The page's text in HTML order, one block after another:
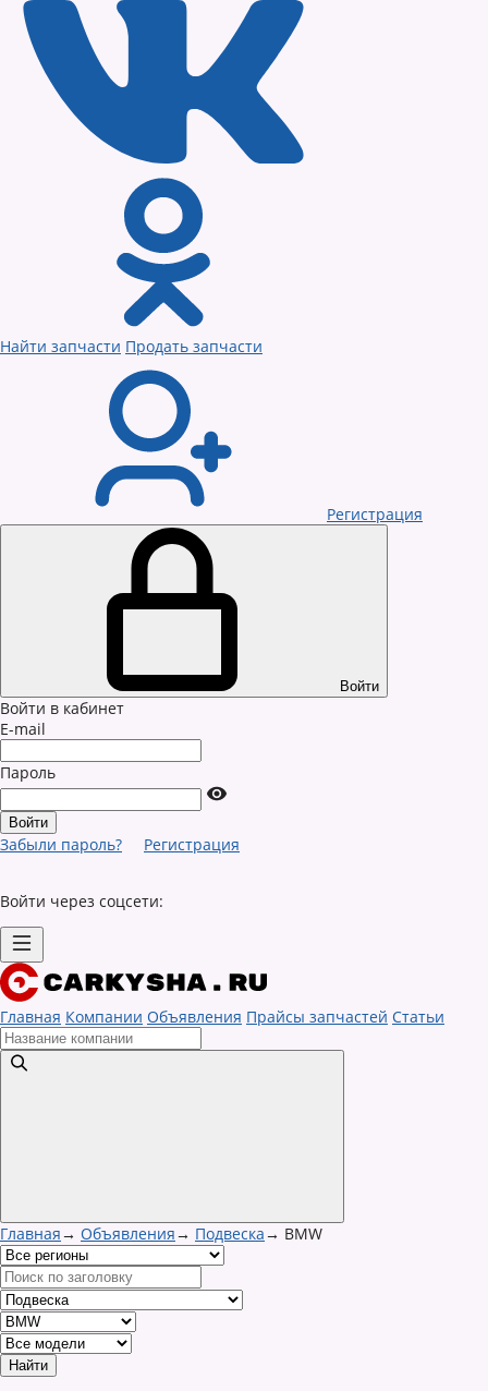
Найти запчасти Продать запчасти
Регистрация
Войти
Войти в кабинет
E-mail
Пароль
Забыли пароль? Регистрация
Войти через соцсети:
Главная Компании Объявления Прайсы запчастей Статьи
Главная→ Объявления→ Подвеска→ BMW